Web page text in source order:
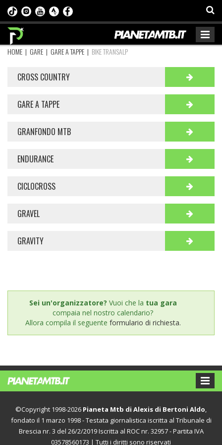
HOME | GARE | GARE A TAPPE | BIKE TRANSALP
CROSS COUNTRY
GARE A TAPPE
GRANFONDO MTB
ENDURANCE
CICLOCROSS
GRAVEL
GRAVITY
Sei un'organizzatore? Vuoi che la tua gara
compaia nel nostro calendario?
Allora compila il seguente formulario di richiesta.
©Copyright 1998-2026 Pianeta Mtb di Alexis di Bertoni Aldo
fondato il 1 marzo 1998 - Testata giornalistica iscritta al Tribunale di
Brescia nr. 3 del 26/2/2019 Iscritta al ROC nr. 32957 - Partita IVA
03578560173 | Tutti i diritti sono riservati